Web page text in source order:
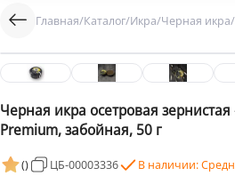
Экспресс-доставка:за 2 часа из
Оплата только на сайте.
Доставка со склада:в течение
(максимальный ассортимент).
Доступны все виды оплат.
Главная/Каталог/Икра/Черная икра/
Черная икра осетровая зернистая
Premium, забойная, 50 г
() ЦБ-00003336 В наличии: